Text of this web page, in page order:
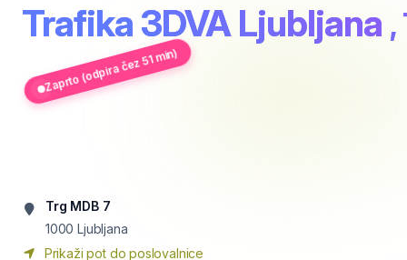
Trafika 3DVA Ljubljana ,
Zaprto (odpira čez 51 min)
Trg MDB 7
1000 Ljubljana
Prikaži pot do poslovalnice